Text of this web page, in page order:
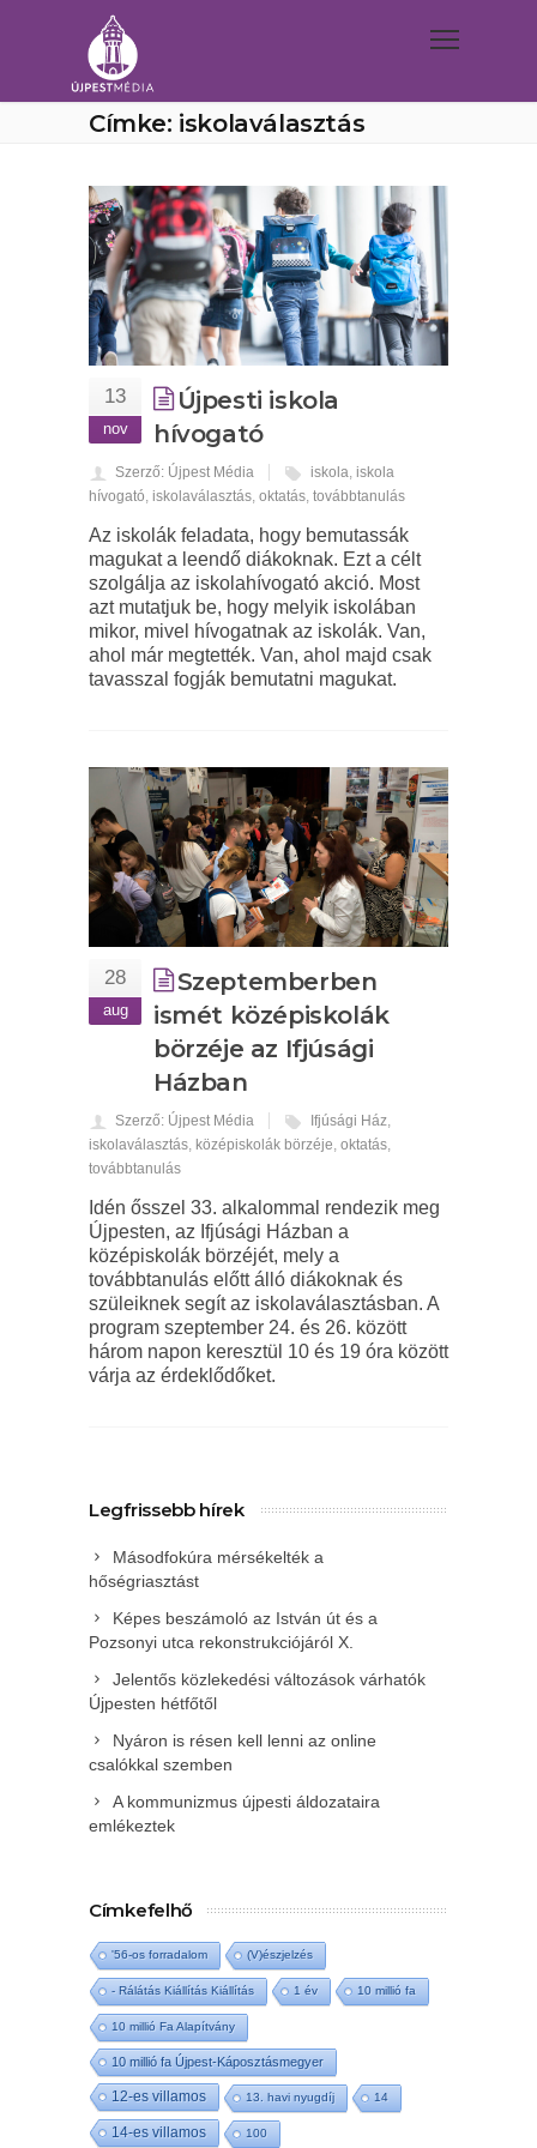
Címke: iskolaválasztás
13
nov
Újpesti iskola
hívogató
Szerző: Újpest Média iskola, iskola
hívogató, iskolaválasztás, oktatás, továbbtanulás
Az iskolák feladata, hogy bemutassák
magukat a leendő diákoknak. Ezt a célt
szolgálja az iskolahívogató akció. Most
azt mutatjuk be, hogy melyik iskolában
mikor, mivel hívogatnak az iskolák. Van,
ahol már megtették. Van, ahol majd csak
tavasszal fogják bemutatni magukat.
28
aug
Szeptemberben
ismét középiskolák
börzéje az Ifjúsági
Házban
Szerző: Újpest Média Ifjúsági Ház,
iskolaválasztás, középiskolák börzéje, oktatás,
továbbtanulás
Idén ősszel 33. alkalommal rendezik meg
Újpesten, az Ifjúsági Házban a
középiskolák börzéjét, mely a
továbbtanulás előtt álló diákoknak és
szüleiknek segít az iskolaválasztásban. A
program szeptember 24. és 26. között
három napon keresztül 10 és 19 óra között
várja az érdeklődőket.
Legfrissebb hírek
Másodfokúra mérsékelték a
hőségriasztást
Képes beszámoló az István út és a
Pozsonyi utca rekonstrukciójáról X.
Jelentős közlekedési változások várhatók
Újpesten hétfőtől
Nyáron is résen kell lenni az online
csalókkal szemben
A kommunizmus újpesti áldozataira
emlékeztek
Címkefelhő
'56-os forradalom (V)észjelzés
- Rálátás Kiállítás Kiállítás 1 év 10 millió fa
10 millió Fa Alapítvány
10 millió fa Újpest-Káposztásmegyer
12-es villamos 13. havi nyugdíj 14
14-es villamos 100